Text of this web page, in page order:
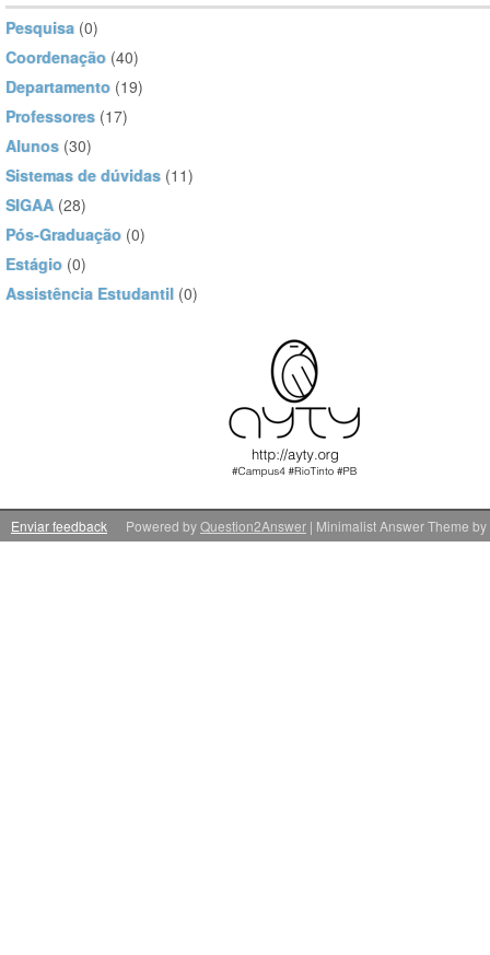
Pesquisa (0)
Coordenação (40)
Departamento (19)
Professores (17)
Alunos (30)
Sistemas de dúvidas (11)
SIGAA (28)
Pós-Graduação (0)
Estágio (0)
Assistência Estudantil (0)
Enviar feedback | Minimalist Answer Theme by
Powered byQuestion2Answer